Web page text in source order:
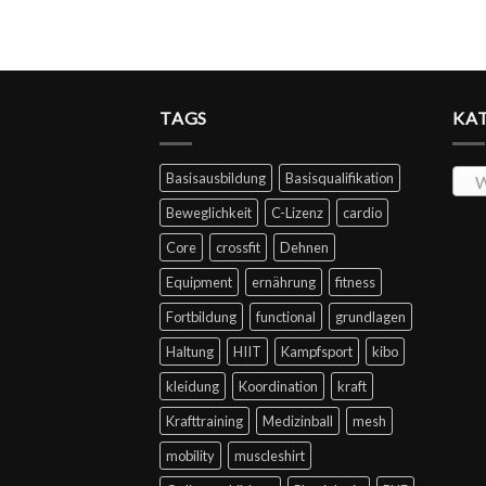
TAGS
Basisausbildung
Basisqualifikation
Beweglichkeit
C-Lizenz
cardio
Core
crossfit
Dehnen
Equipment
ernährung
fitness
Fortbildung
functional
grundlagen
Haltung
HIIT Kampfsport
kibo
kleidung
Koordination
kraft
Krafttraining
Medizinball
mesh
mobility
muscleshirt